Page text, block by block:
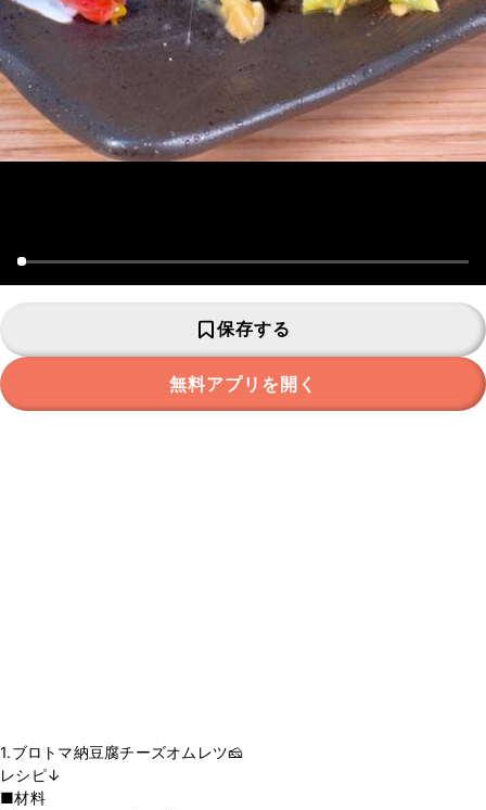
保存する
無料アプリを開く
1.ブロトマ納豆腐チーズオムレツ🧀
レシピ↓
■材料